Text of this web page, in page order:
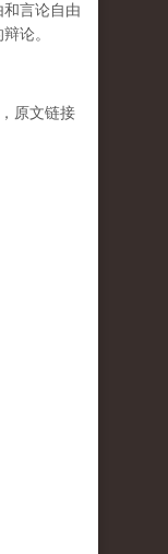
言论自由
论。
，原文链接